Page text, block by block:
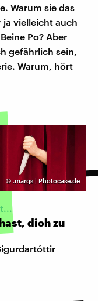
Warum sie das
ja vielleicht auch
Po? Aber
gefährlich sein,
Warum, hört
© .marqs | Photocase.de
dich zu